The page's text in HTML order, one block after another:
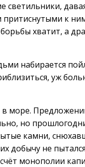
светильники,
к
хватит, а
набирается
уж
море.
но
камни,
добычу не
монополии